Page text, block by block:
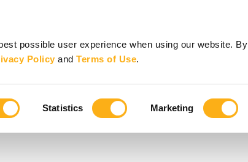
possible user experience when using our website. By
PolicyandTerms of Use.
Statistics Marketing